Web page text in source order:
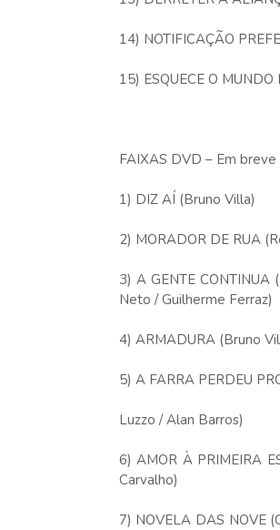
14) NOTIFICAÇÃO
15) ESQUECE O
FAIXAS DVD – Em
1) DIZ AÍ (Bruno Villa)
2) MORADOR DE RUA
3) A GENTE
Neto / Guilherme Ferraz)
4) ARMADURA (Bruno
5) A FARRA PERDEU
Luzzo / Alan Barros)
6) AMOR À PRIMEIRA
Carvalho)
7) NOVELA DAS NOVE